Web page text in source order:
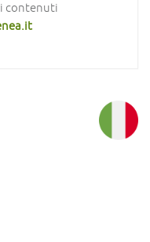
contenuti